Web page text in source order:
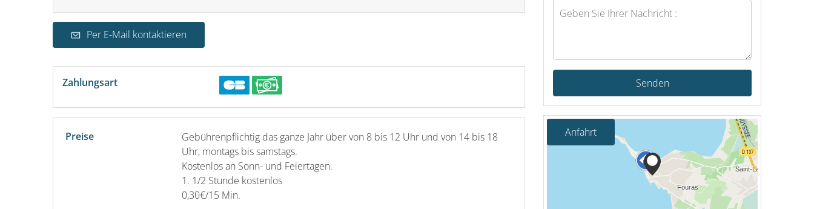
Per E-Mail kontaktieren
Zahlungsart
Preise
Gebührenpflichtig das ganze Jahr über von 8 bis 12 Uhr und von 14 bis 18
Uhr, montags bis samstags.
Kostenlos an Sonn- und Feiertagen.
1. 1/2 Stunde kostenlos
0,30€/15 Min.
Senden
Anfahrt